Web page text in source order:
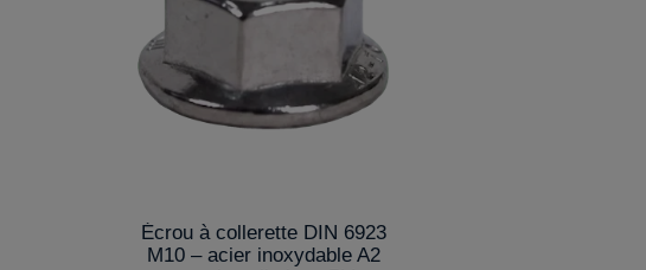
Écrou à collerette DIN 6923
M10 – acier inoxydable A2